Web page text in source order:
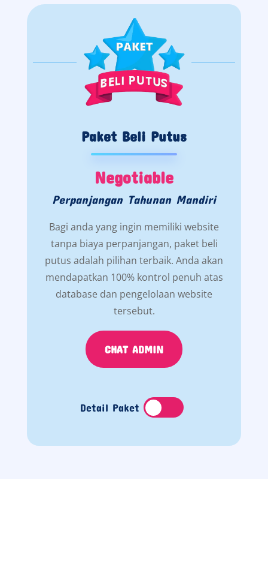
Paket Beli Putus
Negotiable
Perpanjangan Tahunan Mandiri
Bagi anda yang ingin memiliki website
tanpa biaya perpanjangan, paket beli
putus adalah pilihan terbaik. Anda akan
mendapatkan 100% kontrol penuh atas
database dan pengelolaan website
tersebut.
CHAT ADMIN
Detail Paket